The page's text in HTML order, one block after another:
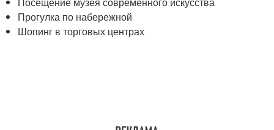
Прогулка по набережной
Шопинг в торговых центрах